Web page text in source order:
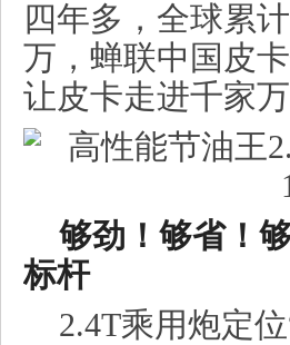
四年多，全球累
万，蝉联中国皮
让皮卡走进千家
够劲！够省！
标杆
2.4T乘用炮定